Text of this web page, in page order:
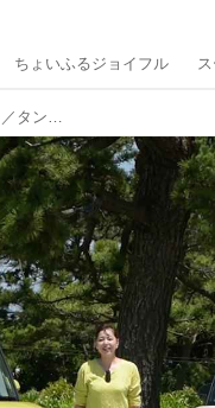
ちょいふるジョイフル
【動画】竹岡圭のクルマdeムービー「ダイハツ タント／タント カスタム」（2019年8月放映）